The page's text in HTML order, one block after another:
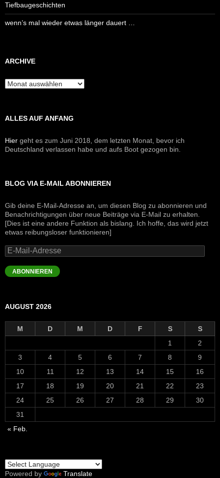
Tiefbaugeschichten
wenn’s mal wieder etwas länger dauert …
ARCHIVE
Archive
ALLES AUF ANFANG
Hier geht es zum Juni 2018, dem letzten Monat, bevor ich
Deutschland verlassen habe und aufs Boot gezogen bin.
BLOG VIA E-MAIL ABONNIEREN
Gib deine E-Mail-Adresse an, um diesen Blog zu abonnieren und
Benachrichtigungen über neue Beiträge via E-Mail zu erhalten.
[Dies ist eine andere Funktion als bislang. Ich hoffe, das wird jetzt
etwas reibungsloser funktionieren]
E-
Mail-
Adresse
ABONNIEREN
AUGUST 2026
M D M D F S
S
1
2
3
4 5 6 7 8
9
10
11 12 13 14 15
16
17
18 19 20 21 22
23
24
25 26 27 28 29
30
31
« Feb.
Powered by Translate